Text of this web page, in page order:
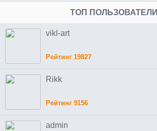
ТОП ПОЛЬЗОВАТЕЛИ
vikl-art
Рейтинг 19827
Rikk
Рейтинг 9156
admin